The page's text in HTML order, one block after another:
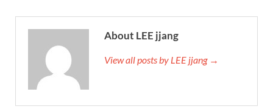
About LEE jjang
View all posts by LEE jjang →